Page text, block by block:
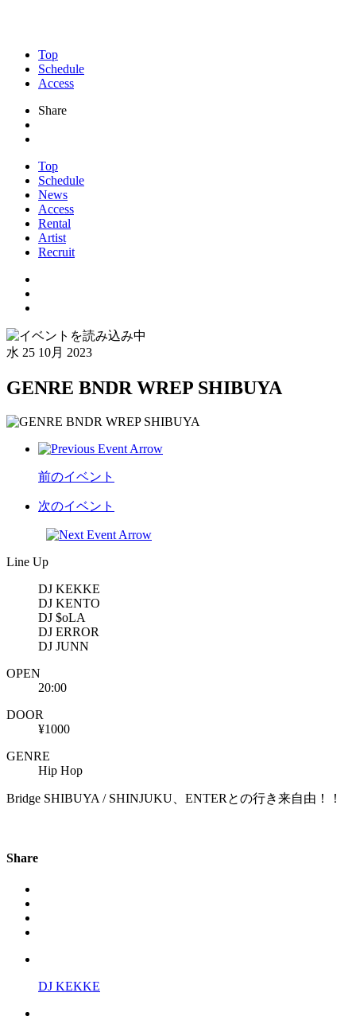
Top
Schedule
Access
Share
Top
Schedule
News
Access
Rental
Artist
Recruit
水 25 10月 2023
GENRE BNDR WREP SHIBUYA
前のイベント
次のイベント
Line Up
DJ KEKKE
DJ KENTO
DJ $oLA
DJ ERROR
DJ JUNN
OPEN
20:00
DOOR
¥1000
GENRE
Hip Hop
Bridge SHIBUYA / SHINJUKU、ENTERとの行き来自由！！
Share
DJ KEKKE